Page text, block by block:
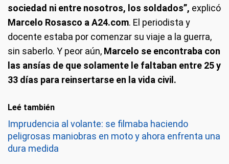
sociedad ni entre nosotros, los soldados”, explicó
Marcelo Rosasco a A24.com. El periodista y
docente estaba por comenzar su viaje a la guerra,
sin saberlo. Y peor aún, Marcelo se encontraba con
las ansías de que solamente le faltaban entre 25 y
33 días para reinsertarse en la vida civil.
Leé también
Imprudencia al volante: se filmaba haciendo
peligrosas maniobras en moto y ahora enfrenta una
dura medida